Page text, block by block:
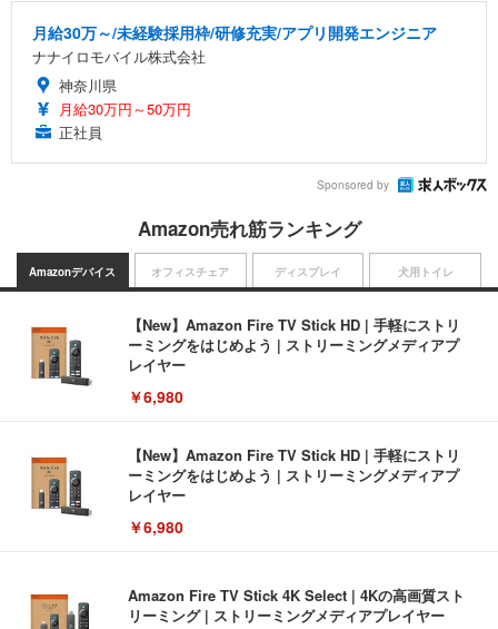
月給30万～/未経験採用枠/研修充実/アプリ開発エンジニア
ナナイロモバイル株式会社
神奈川県
月給30万円～50万円
正社員
Sponsored by
Amazon売れ筋ランキング
Amazonデバイス
【New】Amazon Fire TV Stick HD | 手軽にストリ
ーミングをはじめよう | ストリーミングメディアプ
レイヤー
￥6,980
【New】Amazon Fire TV Stick HD | 手軽にストリ
ーミングをはじめよう | ストリーミングメディアプ
レイヤー
￥6,980
Amazon Fire TV Stick 4K Select | 4Kの高画質スト
リーミング | ストリーミングメディアプレイヤー
オフィスチェア ディスプレイ 犬用トイレ